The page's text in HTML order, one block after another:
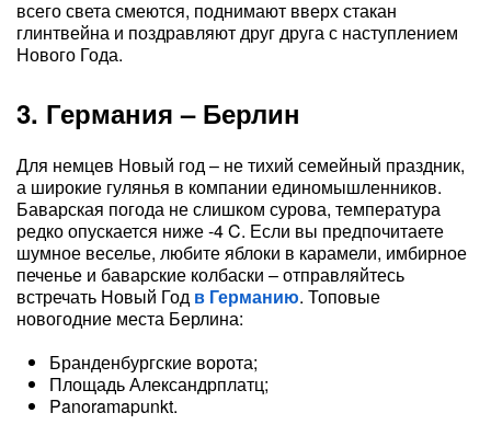
всего света смеются, поднимают вверх стакан
глинтвейна и поздравляют друг друга с наступлением
Нового Года.
3. Германия – Берлин
Для немцев Новый год – не тихий семейный праздник,
а широкие гулянья в компании единомышленников.
Баварская погода не слишком сурова, температура
редко опускается ниже -4 C. Если вы предпочитаете
шумное веселье, любите яблоки в карамели, имбирное
печенье и баварские колбаски – отправляйтесь
встречать Новый Год в Германию. Топовые
новогодние места Берлина:
Бранденбургские ворота;
Площадь Александрплатц;
Panoramapunkt.